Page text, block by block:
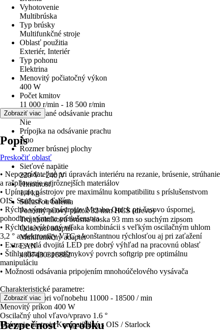
Vyhotovenie
Multibrúska
Typ brúsky
Multifunkčné stroje
Oblasť použitia
Exteriér, Interiér
Typ pohonu
Elektrina
Menovitý počiatočný výkon
400 W
Počet kmitov
11 000 r/min - 18 500 r/min
Integrované odsávanie prachu
Nie
Prípojka na odsávanie prachu
Áno
Rozmer brúsnej plochy
-
Sieťové napätie
220 V - 240 V
Hmotnosť
1,4 kg
Súčasťou balenia
Ponorný pílový plátok 32 mm HCS (drevo)
Trojuholníková brúsna doska 93 mm so suchým zipsom
Odsávací adaptér
Multifunkčný adaptér
EAN
4007430316882
Zobraziť viac
Popis
Preskočiť oblasť
• Nepostrádateľné pri úpravách interiéru na rezanie, brúsenie, strúhanie
a rašpľovanie najrôznejších materiálov
• Upínanie nástrojov pre maximálnu kompatibilitu s príslušenstvom
OIS, Starlock a ďalším
• Rýchla výmena nástrojov Metabo Quick pri časovo úspornej,
pohodlnej výmene príslušenstva
• Rýchly a výkonný vďaka kombinácii s veľkým oscilačným uhlom
3,2 ° a elektroniky VTC s konštantnou rýchlosťou aj pri zaťažení
• Extra svetlá dvojitá LED pre dobrý výhľad na pracovnú oblasť
• Štíhly dizajn a protišmykový povrch softgrip pre optimálnu
manipuláciu
• Možnosti odsávania pripojením mnohoúčelového vysávača
Charakteristické parametre:
Počet kmitov pri voľnobehu 11000 - 18500 / min
Menovitý príkon 400 W
Oscilačný uhol vľavo/vpravo 1.6 °
Upínanie nástroja Kompatibilný s OIS / Starlock
Zobraziť viac
Bezpečnosť výrobku